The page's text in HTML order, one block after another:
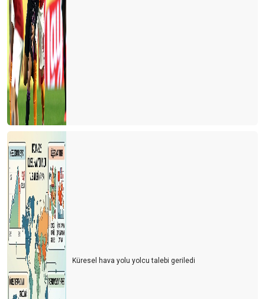
Küresel hava yolu yolcu talebi geriledi